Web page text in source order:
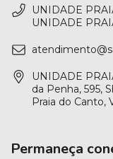
UNIDADE
UNIDADE
UNIDADE
da Penha, 595,
Praia do Canto,
Permaneça